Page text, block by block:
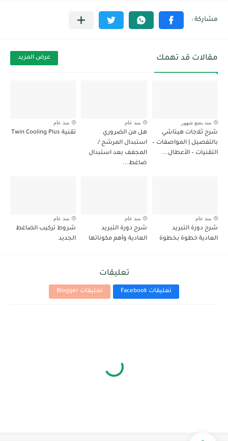
مقالات قد تهمك عرض المزيد
منذ بضع شهور
شرح ثلاجات هيتاشي
بالتفصيل | المواصفات –
التقنيات – الأعطال...
منذ عام
هل من الضروري
استبدال المرشح /
المجفف بعد استبدال
ضاغط...
منذ عام
تقنية Twin Cooling Plus
منذ عام
شرح دورة التبريد
العادية خطوة بخطوة
منذ عام
شرح دورة التبريد
العادية وأهم مكوناتها
منذ عام
شروط تركيب الضاغط
الجديد
تعليقات
تعليقات Facebook تعليقات Blogger